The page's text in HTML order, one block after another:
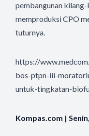
pembangunan
memproduksi CPO
tuturnya.
https://
bos-ptpn-iii-
untuk-tingkatan-
Kompas.com |